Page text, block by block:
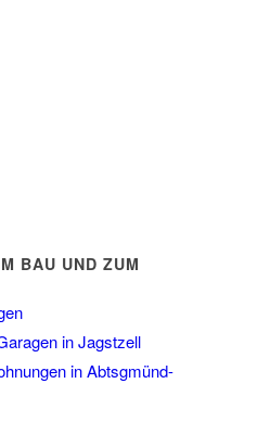
BAU UND ZUM
in Jagstzell
in Abtsgmünd-